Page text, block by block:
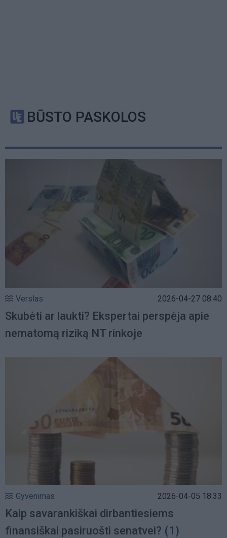
BŪSTO PASKOLOS
Verslas 2026-04-27 08:40
Skubėti ar laukti? Ekspertai perspėja apie
nematomą riziką NT rinkoje
Gyvenimas 2026-04-05 18:33
Kaip savarankiškai dirbantiesiems
finansiškai pasiruošti senatvei? (1)